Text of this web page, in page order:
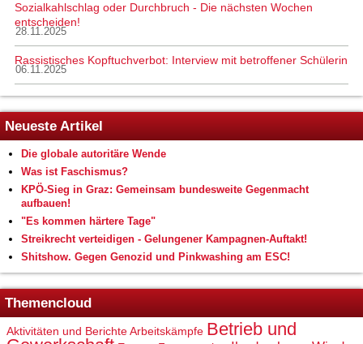
Sozialkahlschlag oder Durchbruch - Die nächsten Wochen
entscheiden!
28.11.2025
Rassistisches Kopftuchverbot: Interview mit betroffener Schülerin
06.11.2025
Neueste Artikel
Die globale autoritäre Wende
Was ist Faschismus?
KPÖ-Sieg in Graz: Gemeinsam bundesweite Gegenmacht
aufbauen!
"Es kommen härtere Tage"
Streikrecht verteidigen - Gelungener Kampagnen-Auftakt!
Shitshow. Gegen Genozid und Pinkwashing am ESC!
Themencloud
Aktivitäten und BerichteArbeitskämpfe Betrieb und